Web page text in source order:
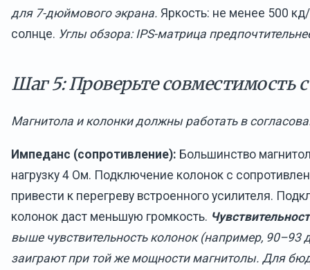
для 7-дюймового экрана. Яркость: не менее 500
солнце. Углы обзора: IPS-матрица
Шаг 5: Проверьте совместимость
Магнитола и колонки должны работать в
Импеданс (сопротивление): Большинство
нагрузку 4 Ом. Подключение колонок с
привести к перегреву встроенного усилителя.
колонок даст меньшую громкость.
выше чувствительность колонок (например, 90–93
заиграют при той же мощности магнитолы. Для